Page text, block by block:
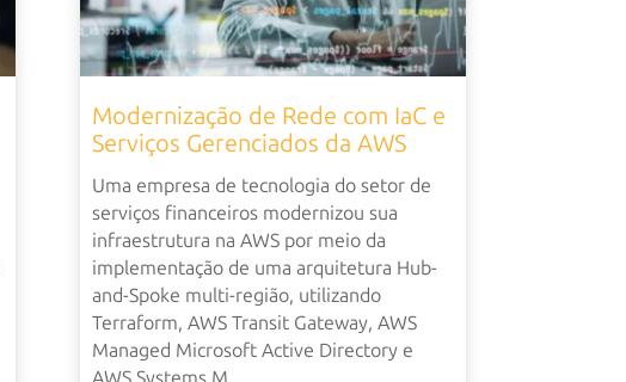
Modernização de Rede com IaC e
Serviços Gerenciados da AWS
Uma empresa de tecnologia do setor de
serviços financeiros modernizou sua
infraestrutura na AWS por meio da
implementação de uma arquitetura Hub-
and-Spoke multi-região, utilizando
Terraform, AWS Transit Gateway, AWS
Managed Microsoft Active Directory e